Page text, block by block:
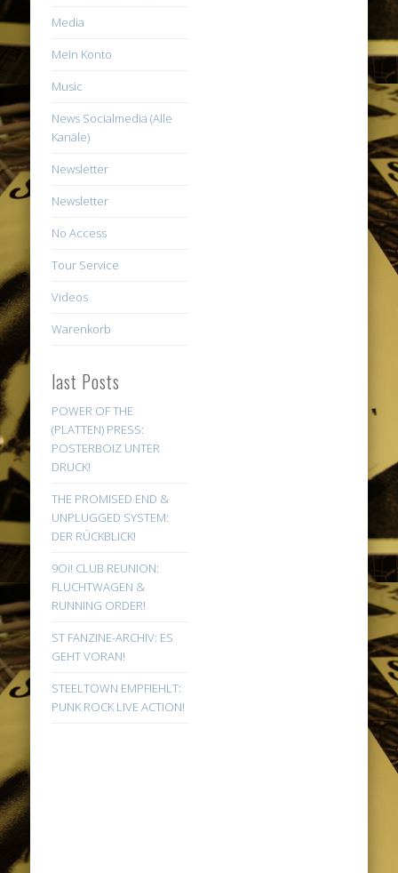
Media
Mein Konto
Music
News Socialmedia (Alle
Kanäle)
Newsletter
Newsletter
No Access
Tour Service
Videos
Warenkorb
last Posts
POWER OF THE
(PLATTEN) PRESS:
POSTERBOIZ UNTER
DRUCK!
THE PROMISED END &
UNPLUGGED SYSTEM:
DER RÜCKBLICK!
9Oi! CLUB REUNION:
FLUCHTWAGEN &
RUNNING ORDER!
ST FANZINE-ARCHIV: ES
GEHT VORAN!
STEELTOWN EMPFIEHLT:
PUNK ROCK LIVE ACTION!